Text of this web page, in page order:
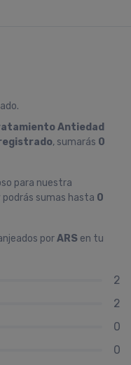
Antiedad
, sumarás 0
para nuestra
sumas hasta 0
porARS en tu
2
2
0
0